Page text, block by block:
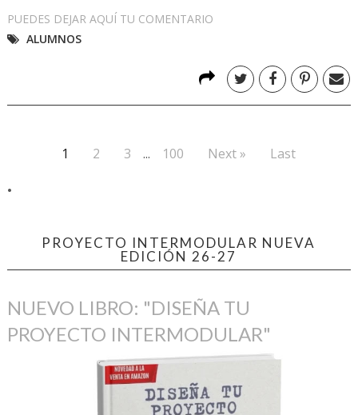
PUEDES DEJAR AQUÍ TU COMENTARIO
ALUMNOS
1 2 3 ... 100 Next » Last
.
PROYECTO INTERMODULAR NUEVA
EDICIÓN 26-27
NUEVO LIBRO: "DISEÑA TU
PROYECTO INTERMODULAR"